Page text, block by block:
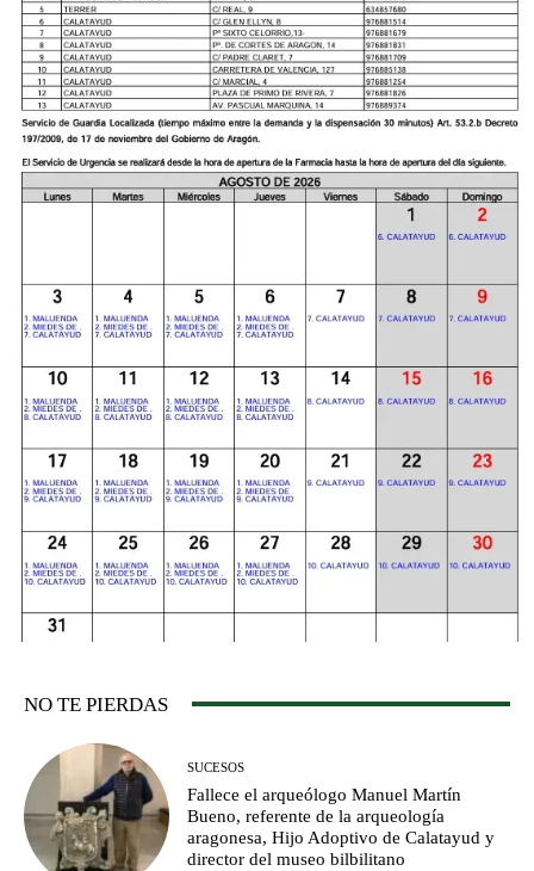
NO TE PIERDAS
SUCESOS
Fallece el arqueólogo Manuel Martín
Bueno, referente de la arqueología
aragonesa, Hijo Adoptivo de Calatayud y
director del museo bilbilitano